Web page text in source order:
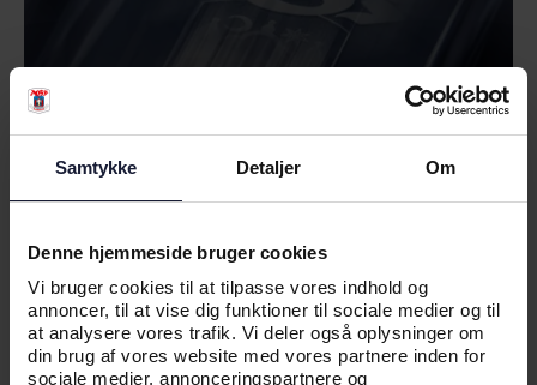
Samtykke Detaljer Om
Denne hjemmeside bruger cookies
Vi bruger cookies til at tilpasse vores indhold og
annoncer, til at vise dig funktioner til sociale medier og til
at analysere vores trafik. Vi deler også oplysninger om
din brug af vores website med vores partnere inden for
sociale medier, annonceringspartnere og
01.07.2026
NYHED